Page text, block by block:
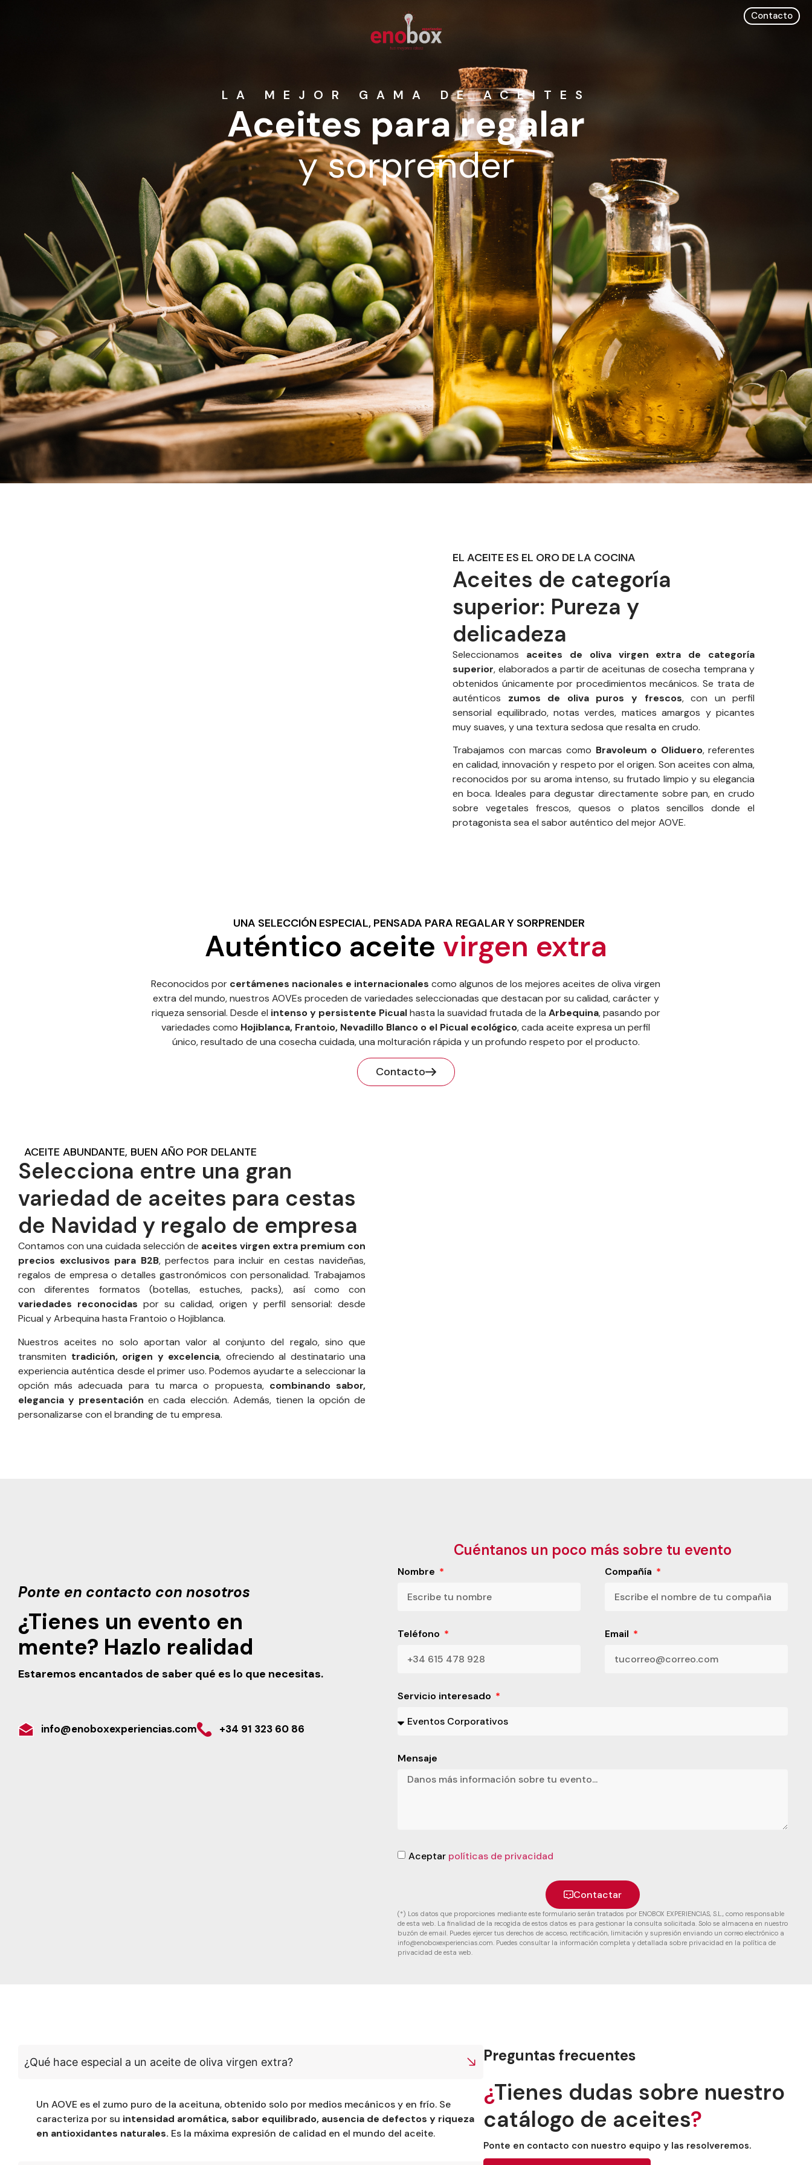
Contacto
LA MEJOR GAMA DE ACEITES
Aceites para regalar
y sorprender
EL ACEITE ES EL ORO DE LA COCINA
Aceites de categoría
superior: Pureza y
delicadeza
Seleccionamos aceites de oliva virgen extra de categoría
superior, elaborados a partir de aceitunas de cosecha temprana y
obtenidos únicamente por procedimientos mecánicos. Se trata de
auténticos zumos de oliva puros y frescos, con un perfil
sensorial equilibrado, notas verdes, matices amargos y picantes
muy suaves, y una textura sedosa que resalta en crudo.
Trabajamos con marcas como Bravoleum o Oliduero, referentes
en calidad, innovación y respeto por el origen. Son aceites con alma,
reconocidos por su aroma intenso, su frutado limpio y su elegancia
en boca. Ideales para degustar directamente sobre pan, en crudo
sobre vegetales frescos, quesos o platos sencillos donde el
protagonista sea el sabor auténtico del mejor AOVE.
UNA SELECCIÓN ESPECIAL, PENSADA PARA REGALAR Y SORPRENDER
Auténtico aceite virgen extra
Reconocidos por certámenes nacionales e internacionales como algunos de los mejores aceites de oliva virgen
extra del mundo, nuestros AOVEs proceden de variedades seleccionadas que destacan por su calidad, carácter y
riqueza sensorial. Desde el intenso y persistente Picualhasta la suavidad frutada de la Arbequina, pasando por
variedades como Hojiblanca, Frantoio, Nevadillo Blanco o el Picual ecológico, cada aceite expresa un perfil
único, resultado de una cosecha cuidada, una molturación rápida y un profundo respeto por el producto.
Contacto
ACEITE ABUNDANTE, BUEN AÑO POR DELANTE
Selecciona entre una gran
variedad de aceites para cestas
de Navidad y regalo de empresa
Contamos con una cuidada selección de aceites virgen extra premium con
precios exclusivos para B2B, perfectos para incluir en cestas navideñas,
regalos de empresa o detalles gastronómicos con personalidad. Trabajamos
con diferentes formatos (botellas, estuches, packs), así como con
variedades reconocidas por su calidad, origen y perfil sensorial: desde
Picual y Arbequina hasta Frantoio o Hojiblanca.
Nuestros aceites no solo aportan valor al conjunto del regalo, sino que
transmiten tradición, origen y excelencia, ofreciendo al destinatario una
experiencia auténtica desde el primer uso. Podemos ayudarte a seleccionar la
opción más adecuada para tu marca o propuesta, combinando sabor,
elegancia y presentación en cada elección. Además, tienen la opción de
personalizarse con el branding de tu empresa.
Ponte en contacto con nosotros
¿Tienes un evento en
mente? Hazlo realidad
Estaremos encantados de saber qué es lo que necesitas.
info@enoboxexperiencias.com +34 91 323 60 86
Cuéntanos un poco más sobre tu evento
Nombre Compañía
Teléfono Email
Servicio interesado
Mensaje
Aceptar políticas de privacidad
Contactar
(*) Los datos que proporciones mediante este formulario serán tratados por ENOBOX EXPERIENCIAS, S.L., como responsable
de esta web. La finalidad de la recogida de estos datos es para gestionar la consulta solicitada. Solo se almacena en nuestro
buzón de email. Puedes ejercer tus derechos de acceso, rectificación, limitación y supresión enviando un correo electrónico a
info@enoboxexperiencias.com. Puedes consultar la información completa y detallada sobre privacidad en la política de
privacidad de esta web.
¿Qué hace especial a un aceite de oliva virgen extra?
Un AOVE es el zumo puro de la aceituna, obtenido solo por medios mecánicos y en frío. Se
caracteriza por su intensidad aromática, sabor equilibrado, ausencia de defectos y riqueza
en antioxidantes naturales. Es la máxima expresión de calidad en el mundo del aceite.
Preguntas frecuentes
¿Tienes dudas sobre nuestro
catálogo de aceites?
Ponte en contacto con nuestro equipo y las resolveremos.